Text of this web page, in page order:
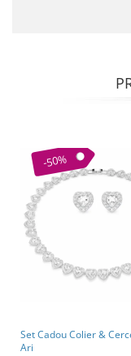
-50%
Set Cadou Colier &
Ari